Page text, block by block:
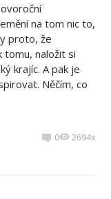
na tom nic to,
proto, že
naložit si
krajíc. A pak je
Něčím, co
0 2694x